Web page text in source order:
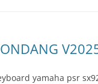
yamaha psr